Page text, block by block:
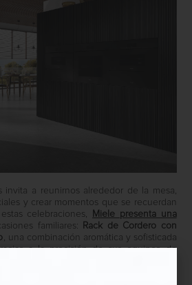
invita a reunirnos alrededor de la mesa,
y crear momentos que se recuerdan
celebraciones,
Miele presenta una
familiares:
Rack de Cordero con
, una combinación aromática y sofisticada
a la precisión de sus equipos de